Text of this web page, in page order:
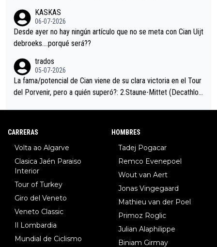
eta, a ver si por querer poner a Del Toro con calzador en posi
ción de podio UAE y Pojacar se van complicar el tour.
KASKAS
06-07-2026
Desde ayer no hay ningún artículo que no se meta con Cian Uijt
debroeks….porqué será??
trados
05-07-2026
La fama/potencial de Cian viene de su clara victoria en el Tour
del Porvenir, pero a quién superó?: 2.Staune-Mittet (Decathlon,
8.Lenny Martinez (Bahrein), 9. Van Belle (Visma), 10. Vacek (Li
CARRERAS
Volta ao Algarve
Clasica Jaén Paraiso
Interior
Tour of Turkey
Giro del Veneto
Veneto Classic
Il Lombardia
Mundial de Ciclismo
HOMBRES
Tadej Pogacar
Remco Evenepoel
Wout van Aert
Jonas Vingegaard
Mathieu van der Poel
Primoz Roglic
Julian Alaphilippe
Biniam Girmay